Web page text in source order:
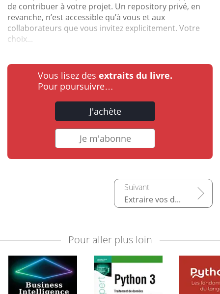
de contribuer à votre projet. Un repository privé, en
revanche, n’est accessible qu’à vous et aux
collaborateurs que vous invitez explicitement. Votre
choix...
Vous lisez des extraits du livre.
Pour poursuivre…
J'achète
Je m'abonne
Extraire vos données depuis n'importe quelle source
Pour aller plus loin